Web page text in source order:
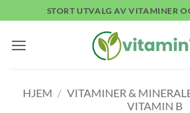
to
content
STORT UTVALG AV VITAMINER
HJEM / VITAMINER &
VITAMIN B